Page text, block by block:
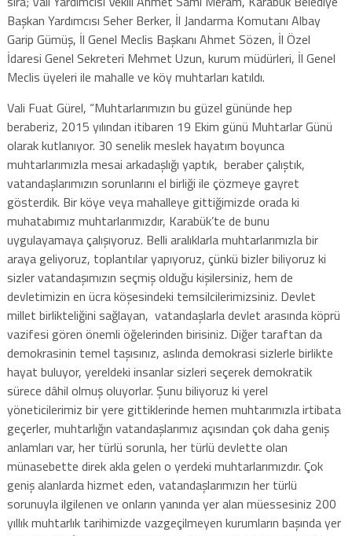
Başkan Yardımcısı Seher Berker, İl Jandarma Komutanı Albay
Garip Gümüş, İl Genel Meclis Başkanı Ahmet Sözen, İl Özel
İdaresi Genel Sekreteri Mehmet Uzun, kurum müdürleri, İl Genel
Meclis üyeleri ile mahalle ve köy muhtarları katıldı.
Vali Fuat Gürel, “Muhtarlarımızın bu güzel gününde hep
beraberiz, 2015 yılından itibaren 19 Ekim günü Muhtarlar Günü
olarak kutlanıyor. 30 senelik meslek hayatım boyunca
muhtarlarımızla mesai arkadaşlığı yaptık, beraber çalıştık,
vatandaşlarımızın sorunlarını el birliği ile çözmeye gayret
gösterdik. Bir köye veya mahalleye gittiğimizde orada ki
muhatabımız muhtarlarımızdır, Karabük’te de bunu
uygulayamaya çalışıyoruz. Belli aralıklarla muhtarlarımızla bir
araya geliyoruz, toplantılar yapıyoruz, çünkü bizler biliyoruz ki
sizler vatandaşımızın seçmiş olduğu kişilersiniz, hem de
devletimizin en ücra köşesindeki temsilcilerimizsiniz. Devlet
millet birlikteliğini sağlayan, vatandaşlarla devlet arasında köprü
vazifesi gören önemli öğelerinden birisiniz. Diğer taraftan da
demokrasinin temel taşısınız, aslında demokrasi sizlerle birlikte
hayat buluyor, yereldeki insanlar sizleri seçerek demokratik
sürece dâhil olmuş oluyorlar. Şunu biliyoruz ki yerel
yöneticilerimiz bir yere gittiklerinde hemen muhtarımızla irtibata
geçerler, muhtarlığın vatandaşlarımız açısından çok daha geniş
anlamları var, her türlü sorunla, her türlü devlette olan
münasebette direk akla gelen o yerdeki muhtarlarımızdır. Çok
geniş alanlarda hizmet eden, vatandaşlarımızın her türlü
sorunuyla ilgilenen ve onların yanında yer alan müessesiniz 200
yıllık muhtarlık tarihimizde vazgeçilmeyen kurumların başında yer